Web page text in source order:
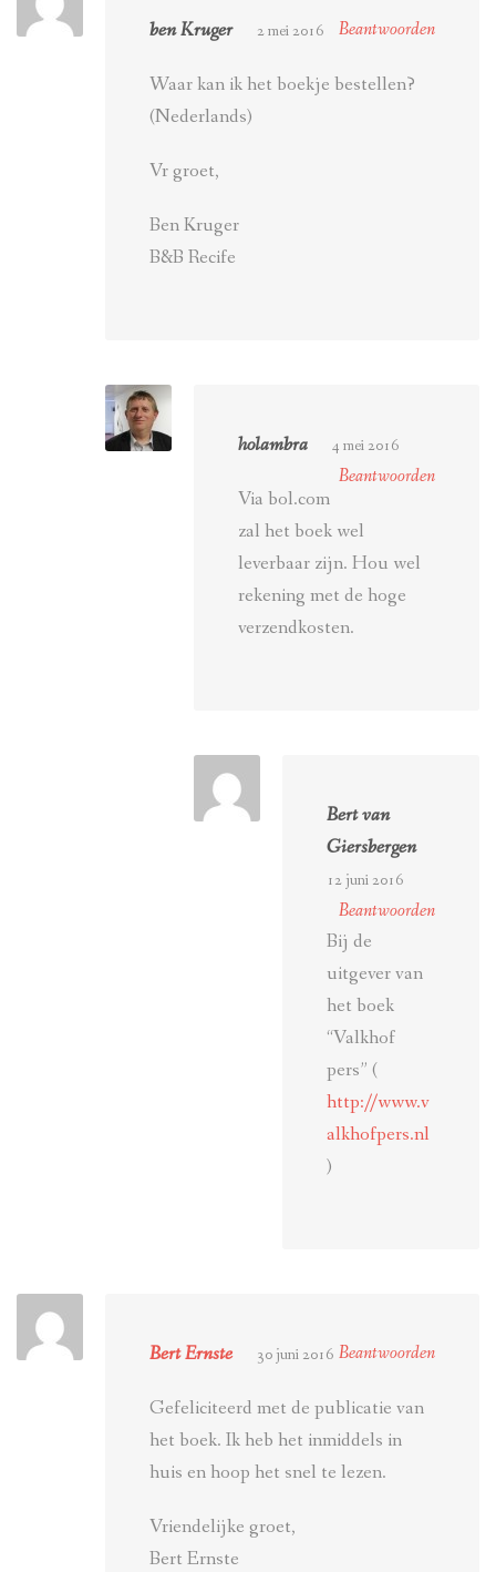
ben Kruger 2 mei 2016 Beantwoorden
Waar kan ik het boekje bestellen?
(Nederlands)
Vr groet,
Ben Kruger
B&B Recife
holambra 4 mei 2016
Beantwoorden
Via bol.com
zal het boek wel
leverbaar zijn. Hou wel
rekening met de hoge
verzendkosten.
Bert van
Giersbergen
12 juni 2016
Beantwoorden
Bij de
uitgever van
het boek
“Valkhof
pers” (
http://www.v
alkhofpers.nl
)
Bert Ernste 30 juni 2016 Beantwoorden
Gefeliciteerd met de publicatie van
het boek. Ik heb het inmiddels in
huis en hoop het snel te lezen.
Vriendelijke groet,
Bert Ernste